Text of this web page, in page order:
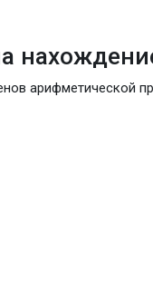
арифметической